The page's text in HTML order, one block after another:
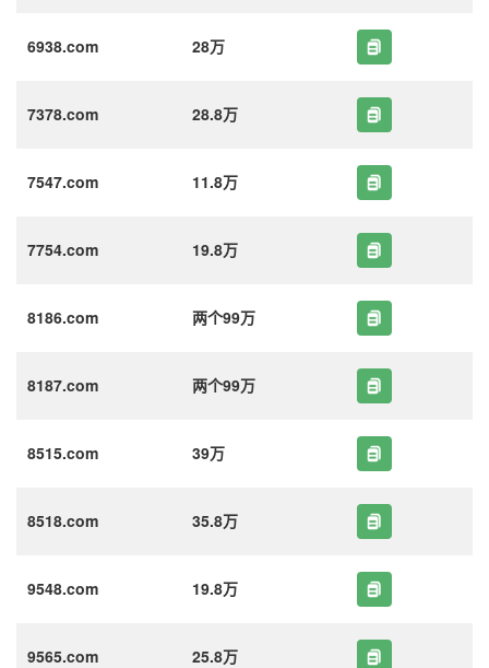
6938.com 28万
7378.com 28.8万
7547.com 11.8万
7754.com 19.8万
8186.com 两个99万
8187.com 两个99万
8515.com 39万
8518.com 35.8万
9548.com 19.8万
9565.com 25.8万